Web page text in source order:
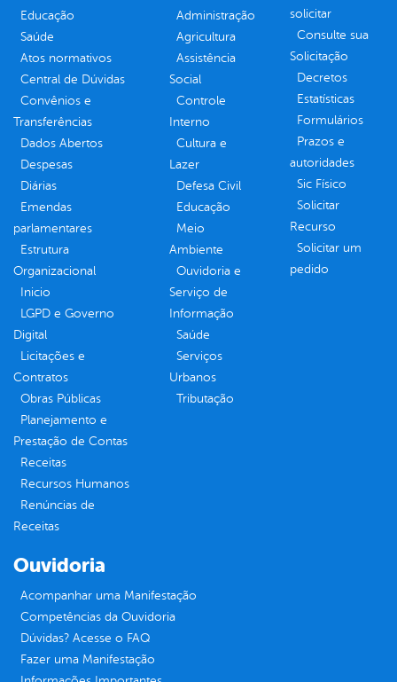
Educação
Saúde
Atos normativos
Central de Dúvidas
Convênios e
Transferências
Dados Abertos
Despesas
Diárias
Emendas
parlamentares
Estrutura
Organizacional
Inicio
LGPD e Governo
Digital
Licitações e
Contratos
Obras Públicas
Planejamento e
Prestação de Contas
Receitas
Recursos Humanos
Renúncias de
Receitas
Administração
Agricultura
Assistência
Social
Controle
Interno
Cultura e
Lazer
Defesa Civil
Educação
Meio
Ambiente
Ouvidoria e
Serviço de
Informação
Saúde
Serviços
Urbanos
Tributação
solicitar
Consulte sua
Solicitação
Decretos
Estatísticas
Formulários
Prazos e
autoridades
Sic Físico
Solicitar
Recurso
Solicitar um
pedido
Ouvidoria
Acompanhar uma Manifestação
Competências da Ouvidoria
Dúvidas? Acesse o FAQ
Fazer uma Manifestação